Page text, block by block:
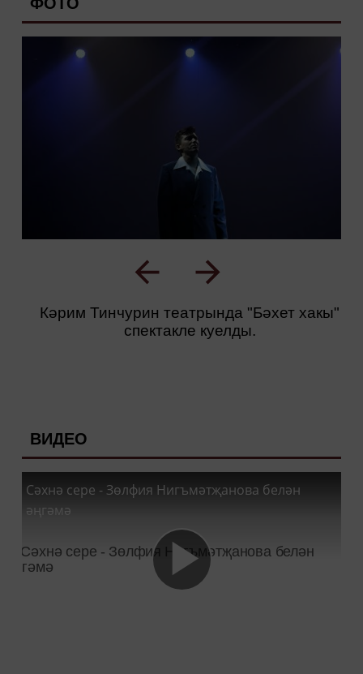
ФОТО
Кәрим Тинчурин театрында "Бәхет хакы"
спектакле куелды.
ВИДЕО
Сәхнә сере - Зөлфия Нигъмәтҗанова белән
әңгәмә